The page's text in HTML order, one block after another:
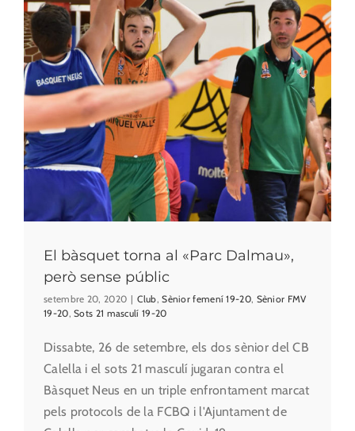
El bàsquet torna al «Parc Dalmau»,
però sense públic
setembre 20, 2020 | Club,Sènior femení 19-20, Sènior FMV
19-20,Sots 21 masculí 19-20
Dissabte, 26 de setembre, els dos sènior del CB
Calella i el sots 21 masculí jugaran contra el
Bàsquet Neus en un triple enfrontament marcat
pels protocols de la FCBQ i l'Ajuntament de